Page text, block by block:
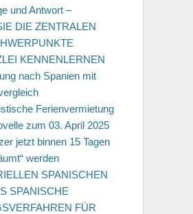
und Antwort –
DIE ZENTRALEN
KENNENLERNEN
nach Spanien mit
Ferienvermietung
zum 03. April 2025
jetzt binnen 15 Tagen
werden
SPANISCHEN
SPANISCHE
FÜR